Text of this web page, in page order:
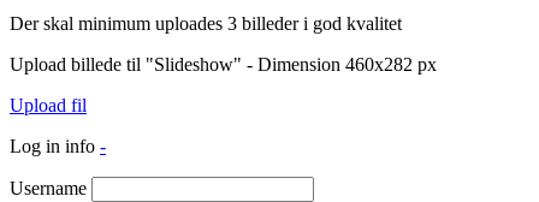
Der skal minimum uploades 3 billeder i god kvalitet
Upload billede til "Slideshow" - Dimension 460x282 px
Upload fil
Log in info -
Username